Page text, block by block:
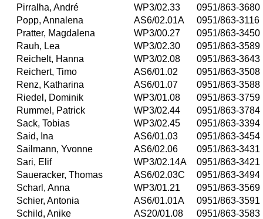
Pirralha, André
WP3/02.33
0951/863-3680
Popp, Annalena
AS6/02.01A
0951/863-3116
Pratter, Magdalena
WP3/00.27
0951/863-3450
Rauh, Lea
WP3/02.30
0951/863-3589
Reichelt, Hanna
WP3/02.08
0951/863-3643
Reichert, Timo
AS6/01.02
0951/863-3508
Renz, Katharina
AS6/01.07
0951/863-3588
Riedel, Dominik
WP3/01.08
0951/863-3759
Rummel, Patrick
WP3/02.44
0951/863-3784
Sack, Tobias
WP3/02.45
0951/863-3394
Said, Ina
AS6/01.03
0951/863-3454
Sailmann, Yvonne
AS6/02.06
0951/863-3431
Sari, Elif
WP3/02.14A
0951/863-3421
Saueracker, Thomas
AS6/02.03C
0951/863-3494
Scharl, Anna
WP3/01.21
0951/863-3569
Schier, Antonia
AS6/01.01A
0951/863-3591
Schild, Anike
AS20/01.08
0951/863-3583